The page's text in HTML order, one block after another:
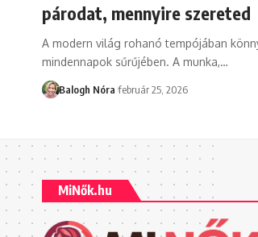
párodat, mennyire szereted
A modern világ rohanó tempójában
mindennapok sűrűjében. A munka,…
Balogh Nóra február 25, 2026
MiNők.hu